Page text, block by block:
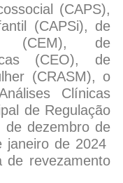
(CAPS),
(CAPSi), de
(CEM), de
(CEO), de
(CRASM), o
Clínicas
de Regulação
dezembro de
de 2024
de revezamento